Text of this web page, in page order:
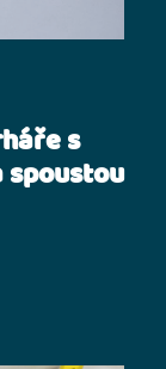
s